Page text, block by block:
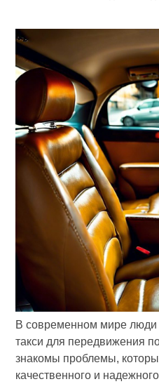
В современном мире люди
такси для передвижения
знакомы проблемы,
качественного и